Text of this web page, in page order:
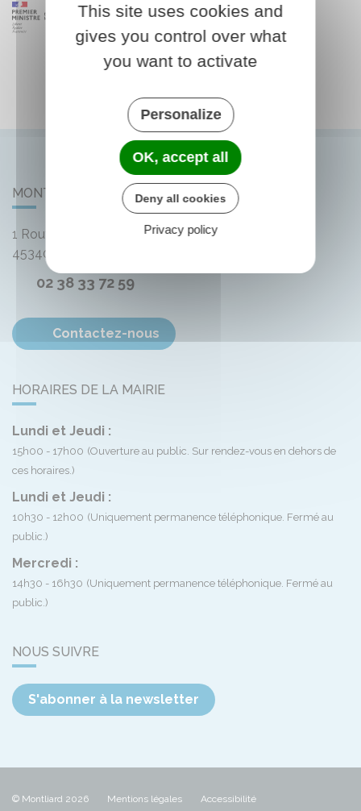
MONTLIARD
1 Route de Bellegarde
45340
02 38 33 72 59
Contactez-nous
HORAIRES DE LA MAIRIE
Lundi et Jeudi :
15h00 - 17h00 (Ouverture au public. Sur rendez-vous en dehors de
ces horaires.)
Lundi et Jeudi :
10h30 - 12h00 (Uniquement permanence téléphonique. Fermé au
public.)
Mercredi :
14h30 - 16h30 (Uniquement permanence téléphonique. Fermé au
public.)
NOUS SUIVRE
S'abonner à la newsletter
© Montliard 2026 Mentions légales Accessibilité
This site uses cookies and
gives you control over what
you want to activate
Personalize
OK, accept all
Deny all cookies
Privacy policy